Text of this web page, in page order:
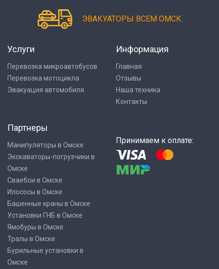
ЭВАКУАТОРЫ ВСЕМ ОМСК
Услуги
Перевозка микроавтобусов
Перевозка мотоцикла
Эвакуация автомобиля
Информация
Главная
Отзывы
Наша техника
Контакты
Партнеры
Манипуляторы в Омске
Экскаваторы-погрузчики в
Омске
Сваебои в Омске
Илососы в Омске
Башенные краны в Омске
Установки ГНБ в Омске
Ямобуры в Омске
Тралы в Омске
Бурильные установки в
Омске
Принимаем к оплате: